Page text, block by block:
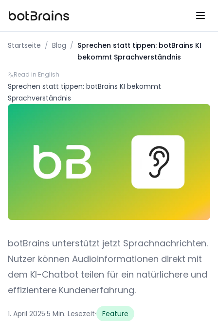
botBrains UG (haftungsbeschraenkt)
Startseite / Blog / Sprechen statt tippen: botBrains KI
bekommt Sprachverständnis
Read in English
Sprechen statt tippen: botBrains KI bekommt
Sprachverständnis
botBrains unterstützt jetzt Sprachnachrichten.
Nutzer können Audioinformationen direkt mit
dem KI-Chatbot teilen für ein natürlichere und
effizientere Kundenerfahrung.
1. April 2025·5 Min. Lesezeit· Feature